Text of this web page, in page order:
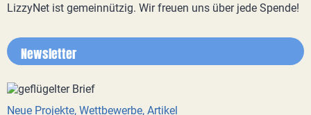
LizzyNet ist gemeinnützig. Wir freuen uns über jede Spende!
Newsletter
Neue Projekte, Wettbewerbe, Artikel